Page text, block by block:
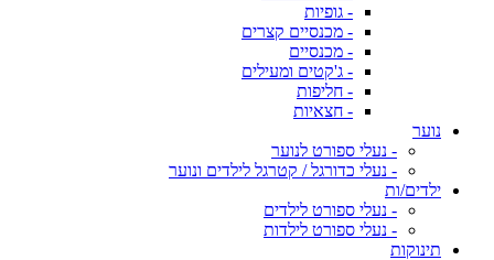
- גופיות
- מכנסיים קצרים
- מכנסיים
- ג'קטים ומעילים
- חליפות
- חצאיות
נוער
- נעלי ספורט לנוער
- נעלי כדורגל / קטרגל לילדים ונוער
ילדים/ות
- נעלי ספורט לילדים
- נעלי ספורט לילדות
תינוקות